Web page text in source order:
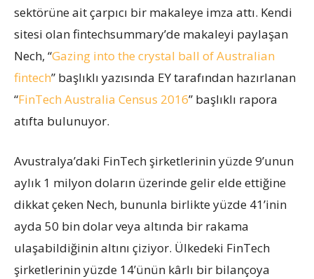
sektörüne ait çarpıcı bir makaleye imza attı. Kendi
sitesi olan fintechsummary’de makaleyi paylaşan
Nech, “Gazing into the crystal ball of Australian
fintech” başlıklı yazısında EY tarafından hazırlanan
“FinTech Australia Census 2016” başlıklı rapora
atıfta bulunuyor.
Avustralya’daki FinTech şirketlerinin yüzde 9’unun
aylık 1 milyon doların üzerinde gelir elde ettiğine
dikkat çeken Nech, bununla birlikte yüzde 41’inin
ayda 50 bin dolar veya altında bir rakama
ulaşabildiğinin altını çiziyor. Ülkedeki FinTech
şirketlerinin yüzde 14’ünün kârlı bir bilançoya